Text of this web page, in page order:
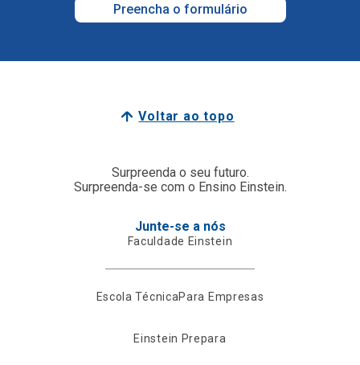
Preencha o formulário
Voltar ao topo
Surpreenda o seu futuro.
Surpreenda-se com o Ensino Einstein.
Junte-se a nós
Faculdade Einstein
Escola TécnicaPara Empresas
Einstein Prepara